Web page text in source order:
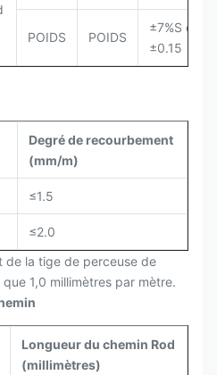
POIDS POIDS
±7%S ou
±0.15
Degré de recourbement
(mm/m)
≤1.5
≤2.0
de la tige de perceuse de
1,0 millimètres par mètre.
Longueur du chemin Rod
(millimètres)